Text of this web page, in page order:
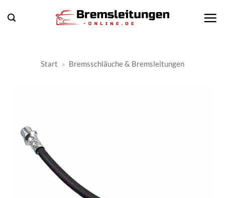
Inhalt
Start » Bremsschläuche & Bremsleitungen